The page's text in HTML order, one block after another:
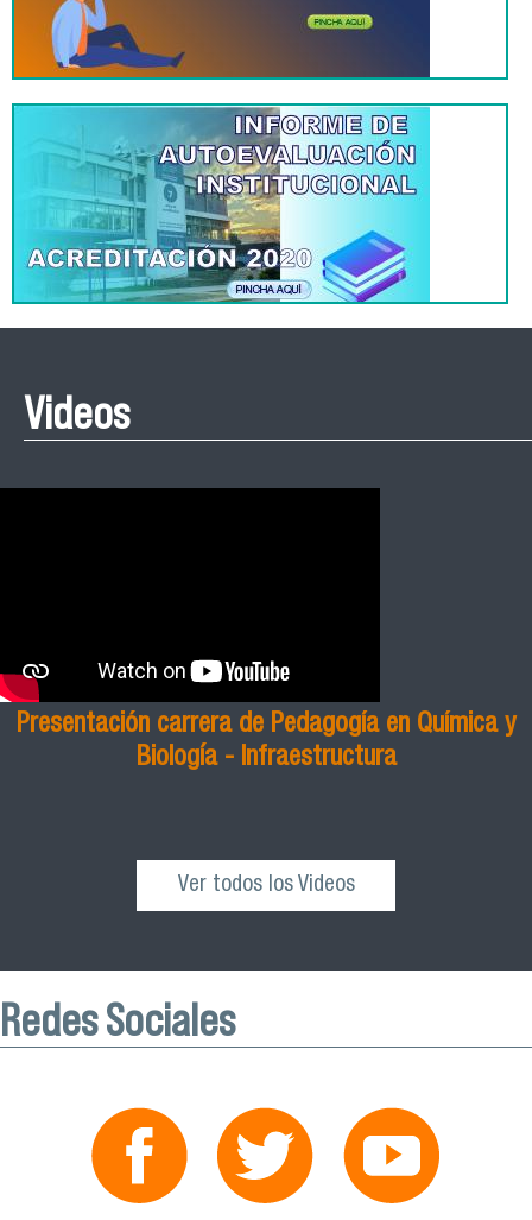
Videos
Presentación carrera de Pedagogía en Química y
Biología - Infraestructura
Ver todos los Videos
Redes Sociales